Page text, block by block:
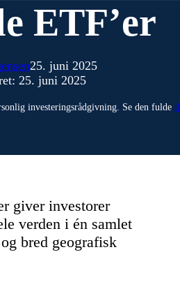
ETF’er
25. juni 2025
25. juni 2025
investeringsrådgivning. Se den fulde
giver investorer
verden i én samlet
bred geografisk